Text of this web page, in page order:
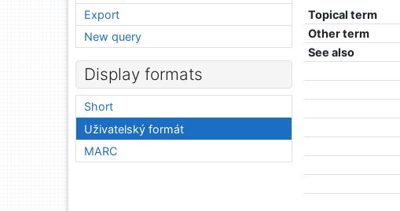
Topical term
Other term
See also
Export
New query
Display formats
Short
Uživatelský formát
MARC